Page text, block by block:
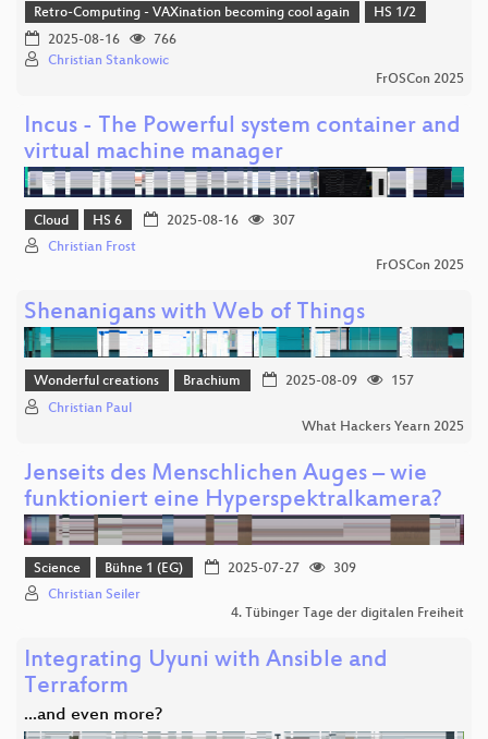
Retro-Computing - VAXination becoming cool again
HS 1/2
2025-08-16
766
Christian Stankowic
FrOSCon 2025
Incus - The Powerful system container and
virtual machine manager
Cloud HS 6 2025-08-16
307
Christian Frost
FrOSCon 2025
Shenanigans with Web of Things
Wonderful creations Brachium 2025-08-09
157
Christian Paul
What Hackers Yearn 2025
Jenseits des Menschlichen Auges – wie
funktioniert eine Hyperspektralkamera?
Science Bühne 1 (EG) 2025-07-27
309
Christian Seiler
4. Tübinger Tage der digitalen Freiheit
Integrating Uyuni with Ansible and
Terraform
...and even more?